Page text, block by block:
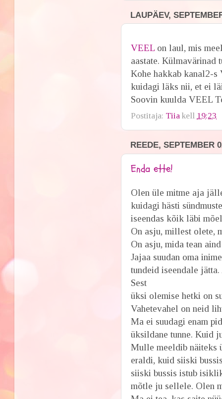
LAUPÄEV,
VEEL on laul, mis
aastate. Külmavärinad
Kohe hakkab kanal2-s
kuidagi läks nii, et ei
Soovin kuulda VEEL
Postitaja: Tiia kell 19:23
REEDE, SEPTEMBER
Enda ette!
Olen üle mitme aja
kuidagi hästi
iseendas kõik läbi
On asju, millest olete,
On asju, mida tean
Jajaa suudan oma
tundeid iseendale
Sest
üksi olemise hetki on
Vahetevahel on neid
Ma ei suudagi enam
üksildane tunne. Kuid
Mulle meeldib näiteks
eraldi, kuid siiski
siiski bussis istub
mõtle ju sellele. Olen